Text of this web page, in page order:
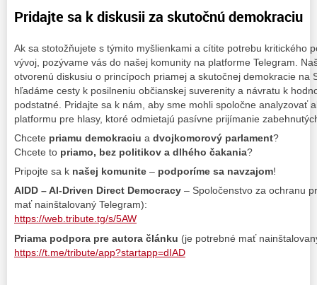
Pridajte sa k diskusii za skutočnú demokraciu
Ak sa stotožňujete s týmito myšlienkami a cítite potrebu kritického
vývoj, pozývame vás do našej komunity na platforme Telegram.
otvorenú diskusiu o princípoch priamej a skutočnej demokracie na
hľadáme cesty k posilneniu občianskej suverenity a návratu k
podstatné. Pridajte sa k nám, aby sme mohli spoločne analyzovať
platformu pre hlasy, ktoré odmietajú pasívne prijímanie
Chcete priamu demokraciu a dvojkomorový parlament?
Chcete to priamo, bez politikov a dlhého čakania?
Pripojte sa k našej komunite – podporíme sa navzajom!
AIDD – AI-Driven Direct Democracy – Spoločenstvo za ochranu
mať nainštalovaný Telegram):
https://web.tribute.tg/s/5AW
Priama podpora pre autora článku (je potrebné mať
https://t.me/tribute/app?startapp=dIAD